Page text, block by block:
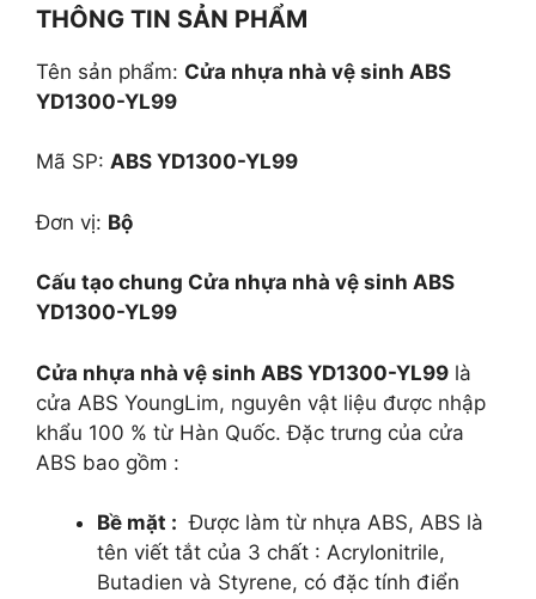
THÔNG TIN SẢN PHẨM
Tên sản phẩm: Cửa nhựa nhà vệ sinh ABS
YD1300-YL99
Mã SP: ABS YD1300-YL99
Đơn vị: Bộ
Cấu tạo chung Cửa nhựa nhà vệ sinh ABS
YD1300-YL99
Cửa nhựa nhà vệ sinh ABS YD1300-YL99 là
cửa ABS YoungLim, nguyên vật liệu được nhập
khẩu 100 % từ Hàn Quốc. Đặc trưng của cửa
ABS bao gồm :
Bề mặt : Được làm từ nhựa ABS, ABS là
tên viết tắt của 3 chất : Acrylonitrile,
Butadien và Styrene, có đặc tính điển